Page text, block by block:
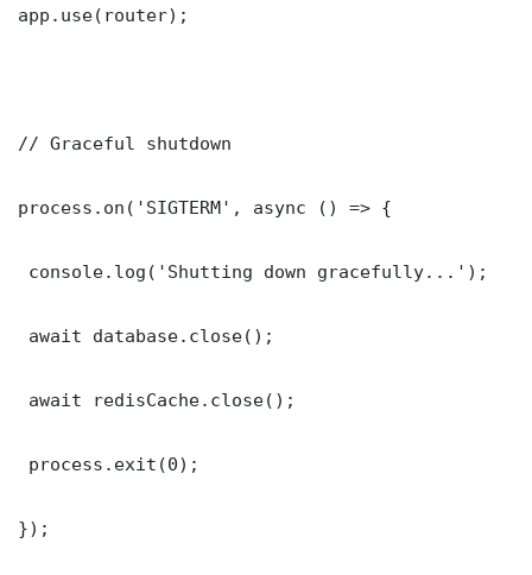
app.use(router);
// Graceful shutdown
process.on('SIGTERM', async () => {
console.log('Shutting down gracefully...');
await database.close();
await redisCache.close();
process.exit(0);
});